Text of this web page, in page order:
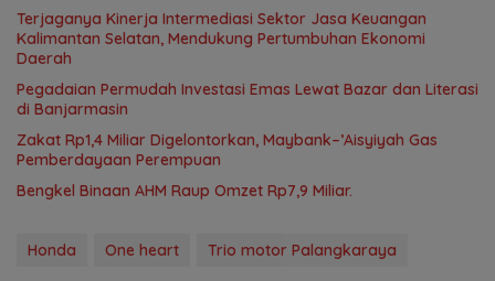
Terjaganya Kinerja Intermediasi Sektor Jasa Keuangan
Kalimantan Selatan, Mendukung Pertumbuhan Ekonomi
Daerah
Pegadaian Permudah Investasi Emas Lewat Bazar dan Literasi
di Banjarmasin
Zakat Rp1,4 Miliar Digelontorkan, Maybank–’Aisyiyah Gas
Pemberdayaan Perempuan
Bengkel Binaan AHM Raup Omzet Rp7,9 Miliar.
Honda One heart Trio motor Palangkaraya